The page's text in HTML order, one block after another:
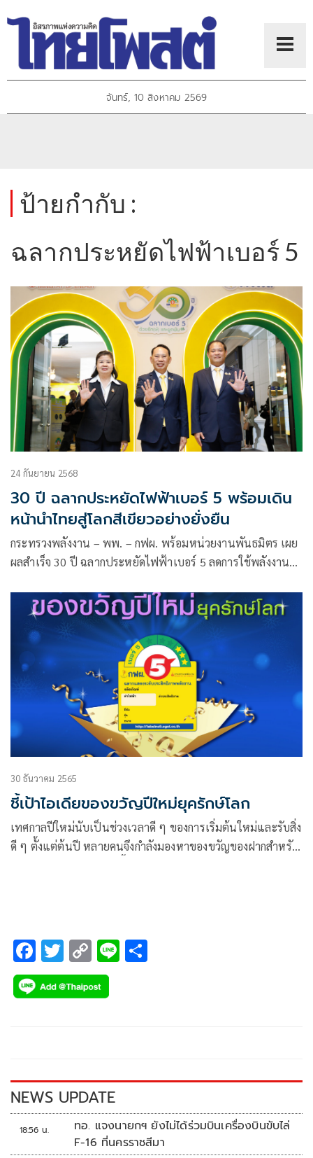
จันทร์, 10 สิงหาคม 2569
ป้ายกำกับ :
ฉลากประหยัดไฟฟ้าเบอร์ 5
24 กันยายน 2568
30 ปี ฉลากประหยัดไฟฟ้าเบอร์ 5 พร้อมเดิน
หน้านำไทยสู่โลกสีเขียวอย่างยั่งยืน
กระทรวงพลังงาน – พพ. – กฟผ. พร้อมหน่วยงานพันธมิตร เผย
ผลสำเร็จ 30 ปี ฉลากประหยัดไฟฟ้าเบอร์ 5 ลดการใช้พลังงาน
(CO2) 22 ล้านตัน พร้อมร่วมเดินหน้าพัฒนาฉลากประหยัด
ไฟฟ้าเบอร์ 5 โฉมใหม่ มั่นใจคูณ 2 เพื่อเป้าหมายความเป็นกลาง
ทางคาร์บอนอย่างยั่งยืน
30 ธันวาคม 2565
ชี้เป้าไอเดียของขวัญปีใหม่ยุครักษ์โลก
เทศกาลปีใหม่นับเป็นช่วงเวลาดี ๆ ของการเริ่มต้นใหม่และรับสิ่ง
ดี ๆ ตั้งแต่ต้นปี หลายคนจึงกำลังมองหาของขวัญของฝากสำหรับ
F
ac
e
k
T
wi
tt
C
o
p
k
Li
NEWS UPDATE
18:56 น.
ทอ. แจงนายกฯ ยังไม่ได้ร่วมบินเครื่องบินขับไล่
F-16 ที่นครราชสีมา